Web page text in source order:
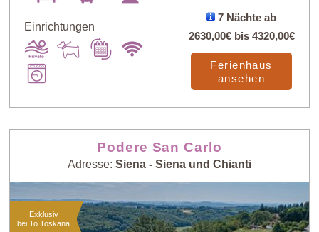
Einrichtungen
7 Nächte ab
2630,00€bis 4320,00€
Ferienhaus
ansehen
Podere San Carlo
Adresse: Siena - Siena und Chianti
Exklusiv
bei To Toskana